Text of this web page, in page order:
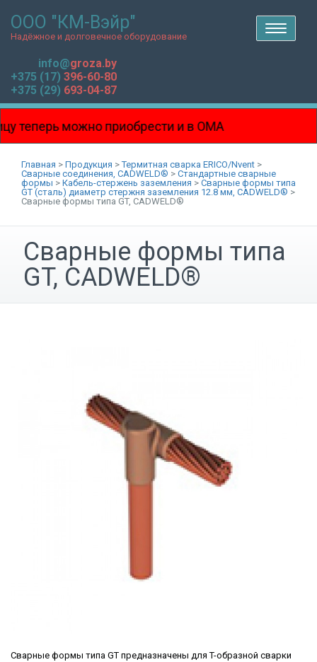
ООО "КМ-Вэйр"
Надёжное и долговечное оборудование
T
o
g
a
t
info@groza.by
+375 (17) 396-60-80
+375 (29) 693-04-87
теперь можно приобрести и в ОМА
на Боровой!!!
Главная > Продукция >Термитная сварка ERICO/Nvent >
Сварные соединения, CADWELD® > Стандартные сварные
формы > Кабель-стержень заземления > Сварные формы типа
GT (сталь) диаметр стержня заземления 12.8 мм, CADWELD® >
Сварные формы типа GT, CADWELD®
Сварные формы типа
GT, CADWELD®
Сварные формы типа GT предназначены для T-образной сварки